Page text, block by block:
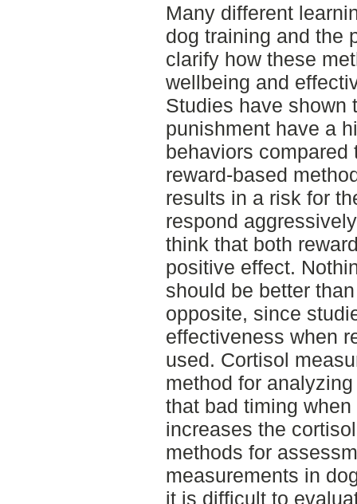
Many different
dog training and the
clarify how these
wellbeing and
Studies have shown
punishment have a
behaviors compared
reward-based
results in a risk for
respond
think that both
positive effect.
should be better
opposite, since
effectiveness when
used. Cortisol
method for
that bad timing
increases the
methods for
measurements in
it is difficult to